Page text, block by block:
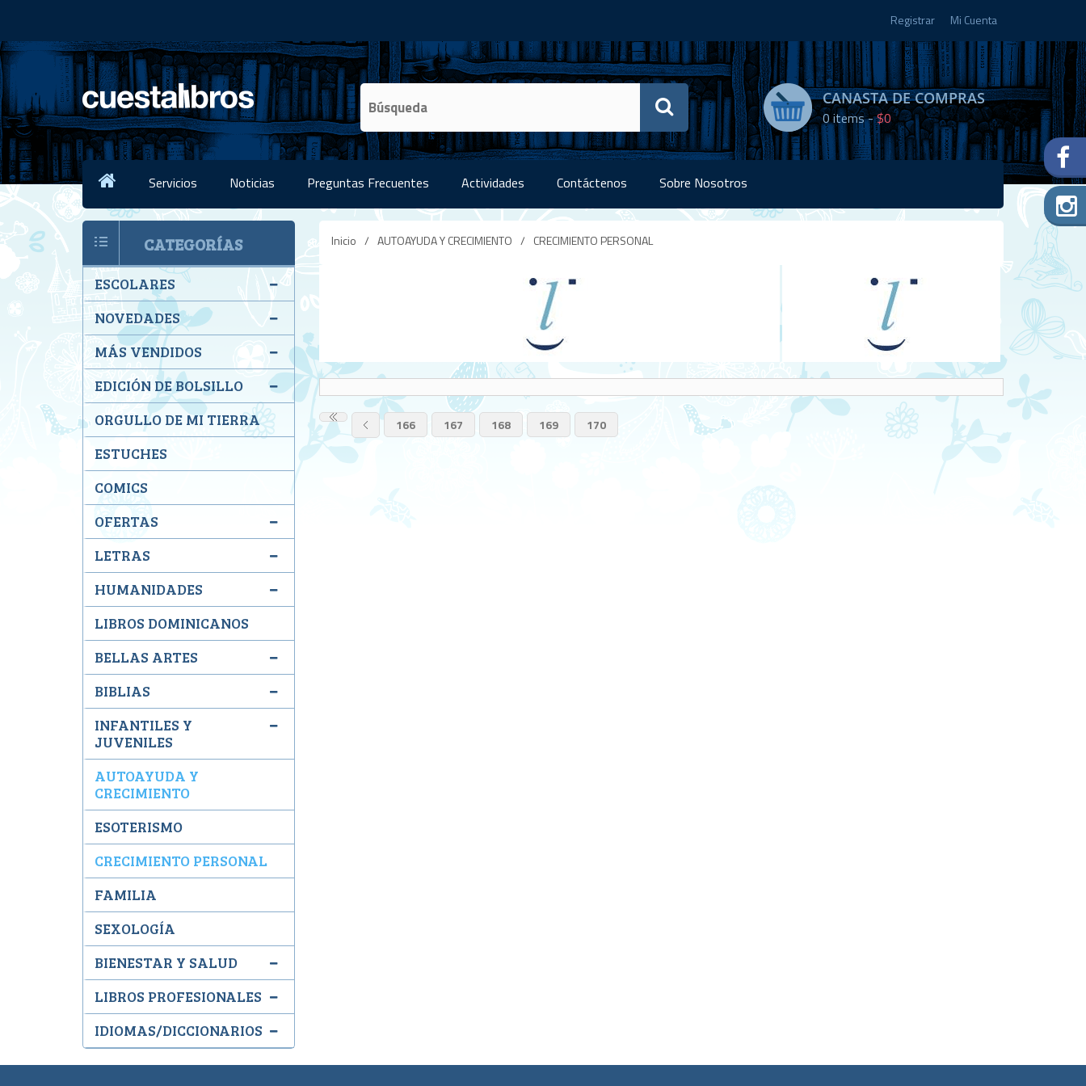
Registrar Mi Cuenta
CANASTA DE COMPRAS
0items -$0
Servicios Noticias Preguntas Frecuentes Actividades Contáctenos Sobre Nosotros
Inicio / AUTOAYUDA Y CRECIMIENTO / CRECIMIENTO PERSONAL
166 167 168 169 170
CATEGORÍAS
ESCOLARES
NOVEDADES
MÁS VENDIDOS
EDICIÓN DE BOLSILLO
ORGULLO DE MI TIERRA
ESTUCHES
COMICS
OFERTAS
LETRAS
HUMANIDADES
LIBROS DOMINICANOS
BELLAS ARTES
BIBLIAS
INFANTILES Y
JUVENILES
AUTOAYUDA Y
CRECIMIENTO
ESOTERISMO
CRECIMIENTO PERSONAL
FAMILIA
SEXOLOGÍA
BIENESTAR Y SALUD
LIBROS PROFESIONALES
IDIOMAS/DICCIONARIOS